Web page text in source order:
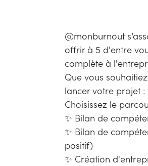
@monburnout
offrir à 5 d'entre
complète à
Que vous
lancer votre projet :
Choisissez le
✨ Bilan de
✨ Bilan de
positif)
✨ Création